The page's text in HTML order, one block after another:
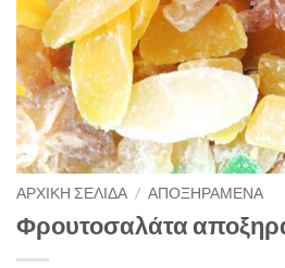
ΑΡΧΙΚΉ ΣΕΛΊΔΑ / ΑΠΟΞΗΡΑΜΈΝΑ
Φρουτοσαλάτα